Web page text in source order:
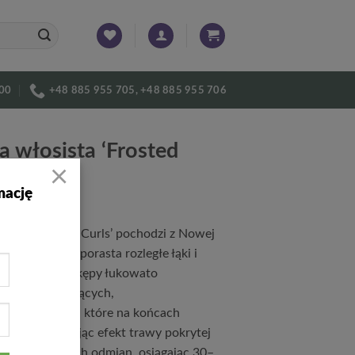
+48 885 955 705, +48 885 955 706
włosista ‘Frosted
P9/C1
‘Frosted Curls’ pochodzi z Nowej
naturalnie porasta rozległe łąki i
Tworzy gęste kępy łukowato
się, lśniących,
liści, które na końcach
skręcają, dając efekt trawy pokrytej
do niskich odmian, osiągając 30–
×